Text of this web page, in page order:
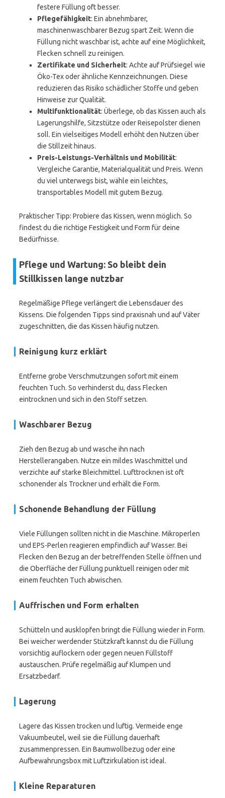
festere Füllung oft besser.
Pflegefähigkeit: Ein abnehmbarer,
maschinenwaschbarer Bezug spart Zeit. Wenn die
Füllung nicht waschbar ist, achte auf eine Möglichkeit,
Flecken schnell zu reinigen.
Zertifikate und Sicherheit: Achte auf Prüfsiegel wie
Öko-Tex oder ähnliche Kennzeichnungen. Diese
reduzieren das Risiko schädlicher Stoffe und geben
Hinweise zur Qualität.
Multifunktionalität: Überlege, ob das Kissen auch als
Lagerungshilfe, Sitzstütze oder Reisepolster dienen
soll. Ein vielseitiges Modell erhöht den Nutzen über
die Stillzeit hinaus.
Preis-Leistungs-Verhältnis und Mobilität:
Vergleiche Garantie, Materialqualität und Preis. Wenn
du viel unterwegs bist, wähle ein leichtes,
transportables Modell mit gutem Bezug.
Praktischer Tipp: Probiere das Kissen, wenn möglich. So
findest du die richtige Festigkeit und Form für deine
Bedürfnisse.
Pflege und Wartung: So bleibt dein
Stillkissen lange nutzbar
Regelmäßige Pflege verlängert die Lebensdauer des
Kissens. Die folgenden Tipps sind praxisnah und auf Väter
zugeschnitten, die das Kissen häufig nutzen.
Reinigung kurz erklärt
Entferne grobe Verschmutzungen sofort mit einem
feuchten Tuch. So verhinderst du, dass Flecken
eintrocknen und sich in den Stoff setzen.
Waschbarer Bezug
Zieh den Bezug ab und wasche ihn nach
Herstellerangaben. Nutze ein mildes Waschmittel und
verzichte auf starke Bleichmittel. Lufttrocknen ist oft
schonender als Trockner und erhält die Form.
Schonende Behandlung der Füllung
Viele Füllungen sollten nicht in die Maschine. Mikroperlen
und EPS-Perlen reagieren empfindlich auf Wasser. Bei
Flecken den Bezug an der betreffenden Stelle öffnen und
die Oberfläche der Füllung punktuell reinigen oder mit
einem feuchten Tuch abwischen.
Auffrischen und Form erhalten
Schütteln und ausklopfen bringt die Füllung wieder in Form.
Bei weicher werdender Stützkraft kannst du die Füllung
vorsichtig auflockern oder gegen neuen Füllstoff
austauschen. Prüfe regelmäßig auf Klumpen und
Ersatzbedarf.
Lagerung
Lagere das Kissen trocken und luftig. Vermeide enge
Vakuumbeutel, weil sie die Füllung dauerhaft
zusammenpressen. Ein Baumwollbezug oder eine
Aufbewahrungsbox mit Luftzirkulation ist ideal.
Kleine Reparaturen